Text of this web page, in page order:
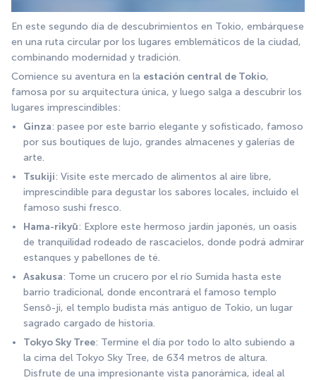
En este segundo día de descubrimientos en Tokio, embárquese
en una ruta circular por los lugares emblemáticos de la ciudad,
combinando modernidad y tradición.
Comience su aventura en la estación central de Tokio,
famosa por su arquitectura única, y luego salga a descubrir los
lugares imprescindibles:
Ginza: pasee por este barrio elegante y sofisticado, famoso
por sus boutiques de lujo, grandes almacenes y galerías de
arte.
Tsukiji: Visite este mercado de alimentos al aire libre,
imprescindible para degustar los sabores locales, incluido el
famoso sushi fresco.
Hama-rikyū: Explore este hermoso jardín japonés, un oasis
de tranquilidad rodeado de rascacielos, donde podrá admirar
estanques y pabellones de té.
Asakusa: Tome un crucero por el río Sumida hasta este
barrio tradicional, donde encontrará el famoso templo
Sensō-ji, el templo budista más antiguo de Tokio, un lugar
sagrado cargado de historia.
Tokyo Sky Tree: Termine el día por todo lo alto subiendo a
la cima del Tokyo Sky Tree, de 634 metros de altura.
Disfrute de una impresionante vista panorámica, ideal al